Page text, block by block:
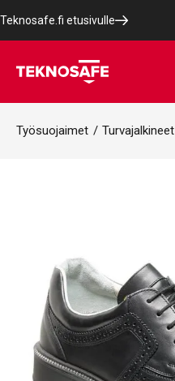
Teknosafe.fi etusivulle
Työsuojaimet / Turvajalkineet